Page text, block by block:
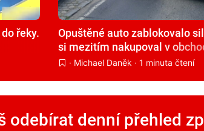
řeky.
Opuštěné auto zablokovalo
si mezitím nakupoval v
· Michael Daněk · 1 minuta čtení
odebírat denní přehled